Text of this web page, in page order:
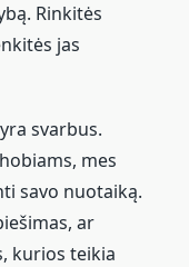
Rinkitės
jas
svarbus.
mes
savo nuotaiką.
ar
kurios teikia